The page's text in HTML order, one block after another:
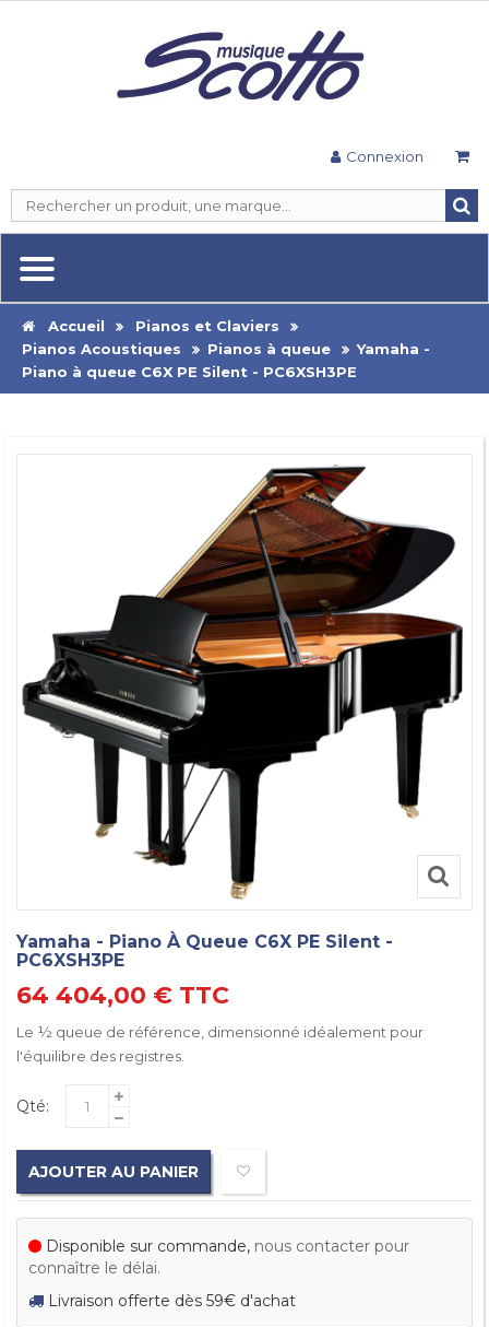
Connexion
Accueil
Pianos et Claviers
Pianos Acoustiques
Pianos à queue
Yamaha -
Piano à queue C6X PE Silent - PC6XSH3PE
Yamaha - Piano À Queue C6X PE Silent -
PC6XSH3PE
64 404,00 € TTC
Le ½ queue de référence, dimensionné idéalement pour
l'équilibre des registres.
Qté:
AJOUTER AU PANIER
Disponible sur commande, nous contacter pour
connaître le délai.
Livraison offerte dès 59€ d'achat